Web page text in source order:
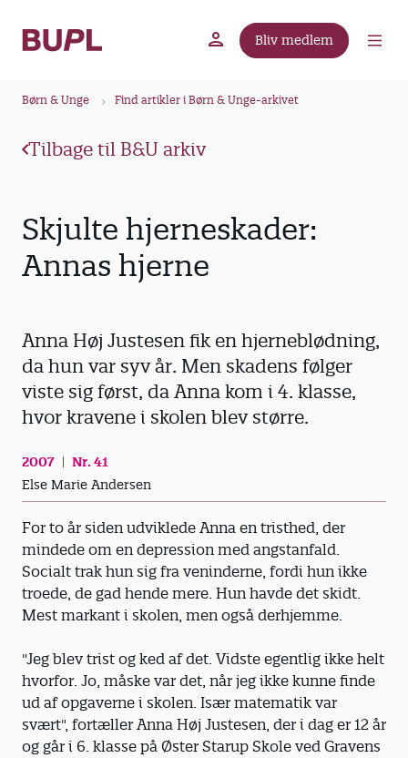
Bliv medlem
Børn & Unge Find artikler i Børn & Unge-arkivet
Tilbage til B&U arkiv
Skjulte hjerneskader:
Annas hjerne
Anna Høj Justesen fik en hjerneblødning,
da hun var syv år. Men skadens følger
viste sig først, da Anna kom i 4. klasse,
hvor kravene i skolen blev større.
2007
Nr. 41
Else Marie Andersen
For to år siden udviklede Anna en tristhed, der
mindede om en depression med angstanfald.
Socialt trak hun sig fra veninderne, fordi hun ikke
troede, de gad hende mere. Hun havde det skidt.
Mest markant i skolen, men også derhjemme.
"Jeg blev trist og ked af det. Vidste egentlig ikke helt
hvorfor. Jo, måske var det, når jeg ikke kunne finde
ud af opgaverne i skolen. Især matematik var
svært", fortæller Anna Høj Justesen, der i dag er 12 år
og går i 6. klasse på Øster Starup Skole ved Gravens